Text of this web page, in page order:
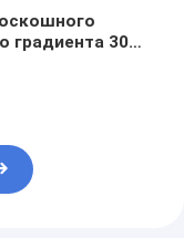
градиента 30ml